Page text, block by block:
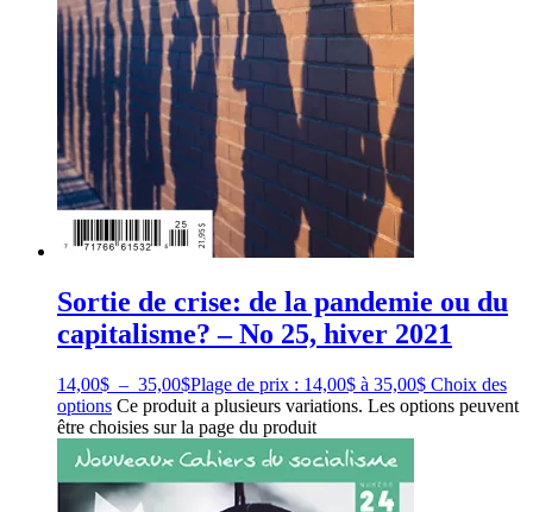
Sortie de crise: de la pandemie ou du
capitalisme? – No 25, hiver 2021
14,00$ – 35,00$Plage de prix : 14,00$ à 35,00$ Choix des
options Ce produit a plusieurs variations. Les options peuvent
être choisies sur la page du produit